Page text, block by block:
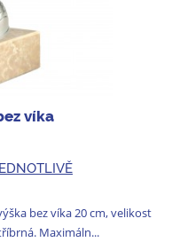
víka
bez víka 20 cm, velikost
Maximáln...